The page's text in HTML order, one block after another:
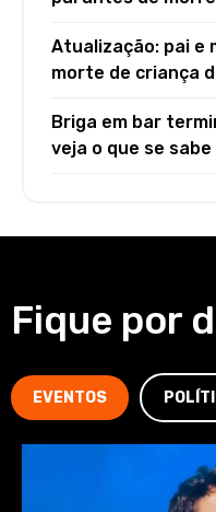
Atualização: pai e
morte de criança
Briga em bar
veja o que se sabe
Fique por
EVENTOS